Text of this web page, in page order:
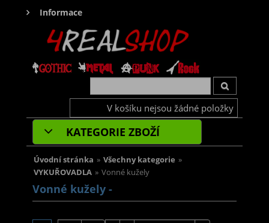
Informace
V košíku nejsou žádné položky
KATEGORIE ZBOŽÍ
Úvodní stránka » Všechny kategorie »
VYKUŘOVADLA » Vonné kužely
Vonné kužely -